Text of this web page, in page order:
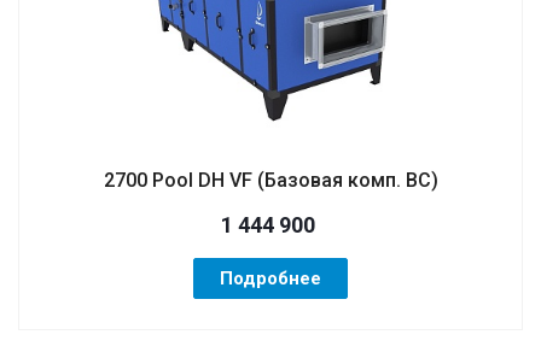
2700 Pool DH VF (Базовая комп. BC)
1 444 900
Подробнее